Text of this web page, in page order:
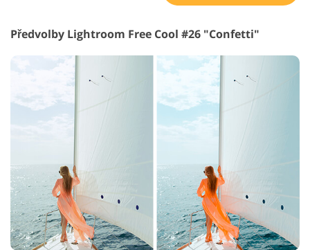
Předvolby Lightroom Free Cool #26 "Confetti"